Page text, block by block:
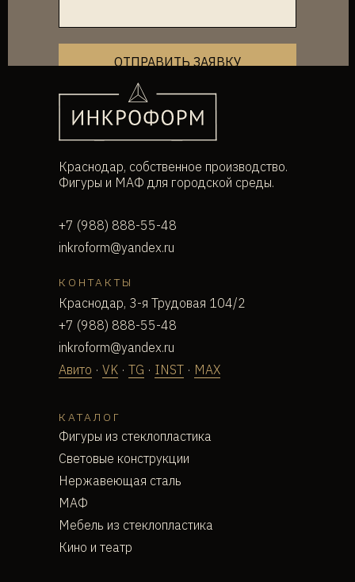
ОТПРАВИТЬ ЗАЯВКУ
КАТАЛОГ
КОНТАКТЫ
Краснодар, собственное производство.
Фигуры и МАФ для городской среды.
Фигуры из стеклопластика
Световые конструкции
Нержавеющая сталь
МАФ
Мебель из стеклопластика
Кино и театр
Краснодар, 3-я Трудовая 104/2
+7 (988) 888-55-48
inkroform@yandex.ru
Авито · VK · TG · INST · MAX
inkroform@yandex.ru
+7 (988) 888-55-48